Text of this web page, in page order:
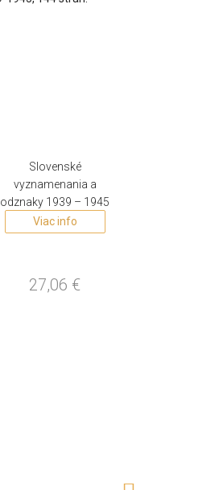
Slovenské
vyznamenania a
odznaky 1939 – 1945
Viac info
27,06 €